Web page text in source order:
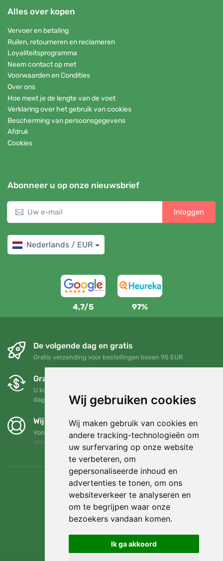
Wij gebruiken cookies
Wij maken gebruik van cookies en
andere tracking-technologieën om
uw surfervaring op onze website
te verbeteren, om
gepersonaliseerde inhoud en
advertenties te tonen, om ons
websiteverkeer te analyseren en
om te begrijpen waar onze
bezoekers vandaan komen.
Ik ga akkoord
Alles over kopen
Vervoer en betaling
Ruilen, retourneren en reclameren
Loyaliteitsprogramma
Neem contact op met
Voorwaarden en Condities
Over ons
Hoe meet je de lengte van de voet
Verklaring over het gebruik van cookies
Bescherming van persoonsgegevens
Afdruk
Cookies
Abonneer u op onze nieuwsbrief
Inloggen
Nederlands / EUR
4,7/5 97%
De volgende dag en gratis
Gratis verzending voor bestellingen boven 95 EUR
Gratis ruilen en retourneren
U kunt uw bestelling op elk gewenst moment binnen 90
dagen retourneren of ruilen
Wij steunen Trees.org
Voor elke bestelling planten we een boom! Lees meer Over
ons